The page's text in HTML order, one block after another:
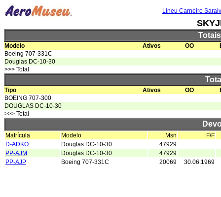
Lineu Carneiro
Modelo Ativos OO
Boeing 707-331C
Douglas DC-10-30
>>> Total
Tipo Ativos OO
BOEING 707-300
DOUGLAS DC-10-30
>>> Total
Matrícula Modelo Msn
F/F
D-ADKO
Douglas DC-10-30
47929
PP-AJM
Douglas DC-10-30
47929
PP-AJP
Boeing 707-331C 20069 30.06.1969